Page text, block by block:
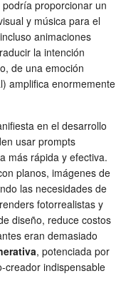
proporcionar un
y música para el
animaciones
la intención
de una emoción
amplifica enormemente
en el desarrollo
usar prompts
más rápida y efectiva.
planos, imágenes de
las necesidades de
fotorrealistas y
diseño, reduce costos
eran demasiado
, potenciada por
creador indispensable